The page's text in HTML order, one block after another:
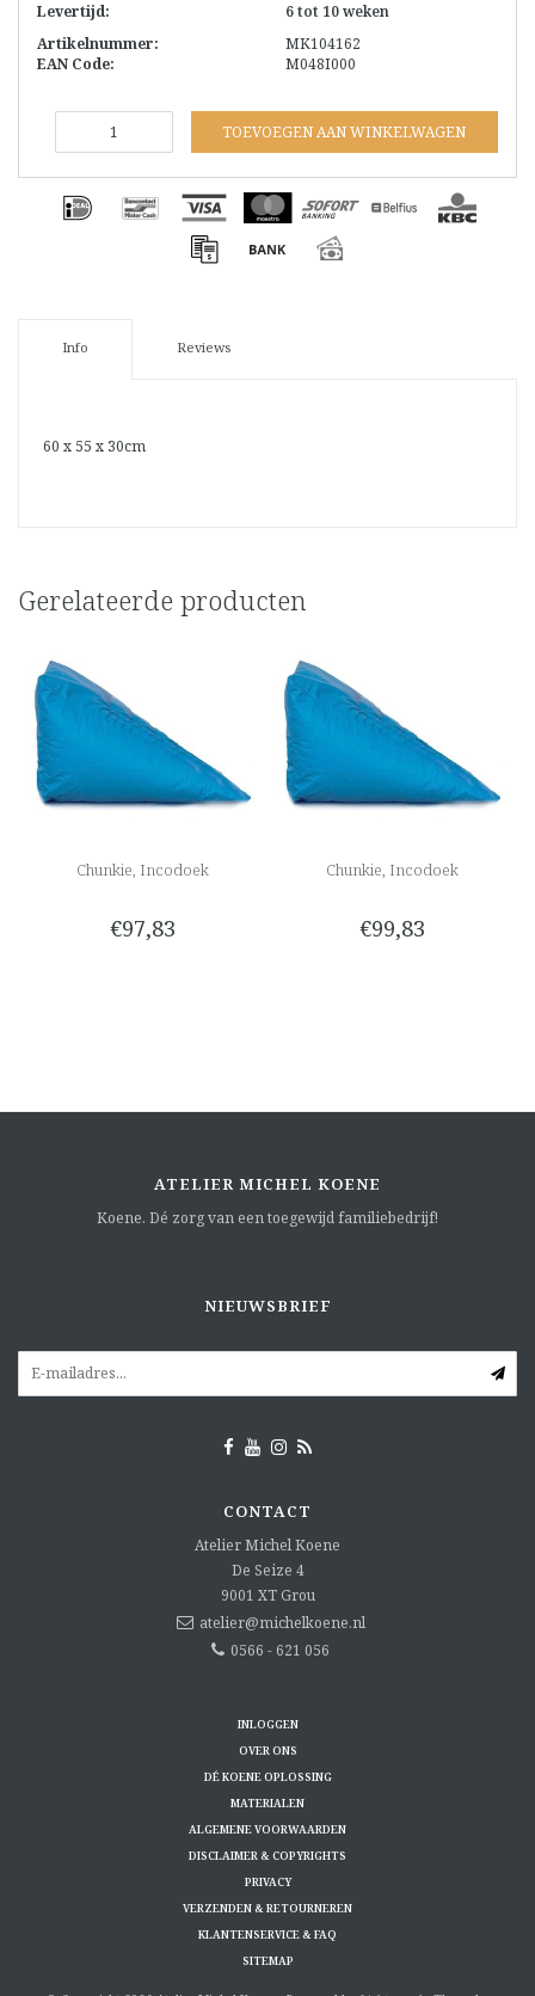
Levertijd:
6 tot 10 weken
Artikelnummer:
MK104162
EAN Code:
M048I000
TOEVOEGEN AAN WINKELWAGEN
Info Reviews
60 x 55 x 30cm
Gerelateerde producten
Chunkie, Incodoek
€97,83
Chunkie, Incodoek
€99,83
ATELIER MICHEL KOENE
Koene. Dé zorg van een toegewijd familiebedrijf!
NIEUWSBRIEF
CONTACT
Atelier Michel Koene
De Seize 4
9001 XT Grou
atelier@michelkoene.nl
0566 - 621 056
INLOGGEN
OVER ONS
DÉ KOENE OPLOSSING
MATERIALEN
ALGEMENE VOORWAARDEN
DISCLAIMER & COPYRIGHTS
PRIVACY
VERZENDEN & RETOURNEREN
KLANTENSERVICE & FAQ
SITEMAP